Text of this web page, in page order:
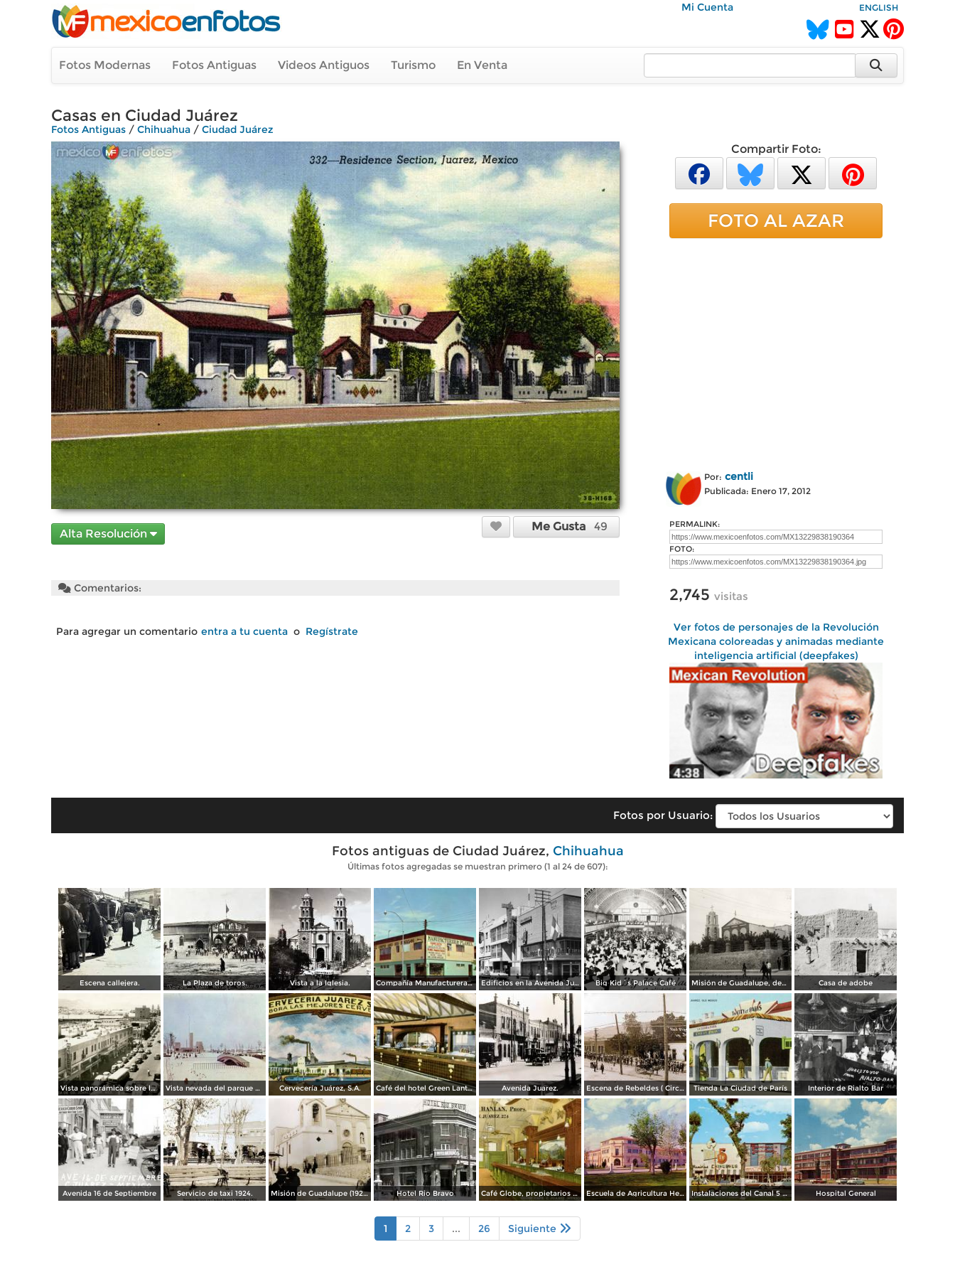
Mi Cuenta ENGLISH
Fotos Modernas Fotos Antiguas Videos Antiguos Turismo En Venta
Casas en Ciudad Juárez
Fotos Antiguas / Chihuahua / Ciudad Juárez
Alta Resolución
Me Gusta 49
Comentarios:
Para agregar un comentario entra a tu cuenta o Regístrate
Compartir Foto:
FOTO AL AZAR
Por: centli
Publicada: Enero 17, 2012
PERMALINK:
FOTO:
2,745 visitas
Ver fotos de personajes de la Revolución
Mexicana coloreadas y animadas mediante
inteligencia artificial (deepfakes)
Fotos por Usuario:
Fotos antiguas de Ciudad Juárez, Chihuahua
Últimas fotos agregadas se muestran primero (1 al 24 de 607):
Escena callejera. La Plaza de toros. Vista a la Iglesia. Compañía Manufacturera Plamex, en el cruce de Insurgentes y Paraguay Edificios en la Avenida Juárez Big Kid´s Palace Café Misión de Guadalupe, depúes de la toma de Ciudad Juárez, durante la Revolución Mexicana Casa de adobe
Vista panorámica sobre la Avenida 16 de Septiembre Vista nevada del parque El Chamizal Cervecería Juárez, S.A. Café del hotel Green Lantern Inn Avenida Juarez. Escena de Rebeldes ( Circulada el 8 de Diciembre de 1913 ). Tienda La Ciudad de París Interior de Rialto Bar
Avenida 16 de Septiembre Servicio de taxi 1924. Misión de Guadalupe (1924) Hotel Rio Bravo Café Globe, propietarios Mooney & Hanlan Escuela de Agricultura Hermanos Escobar Instalaciones del Canal 5 XEJ TV Hospital General
1 2 3 ... 26 Siguiente